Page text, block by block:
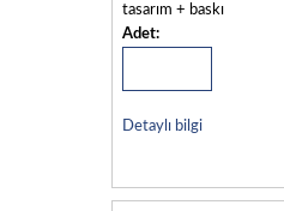
tasarım + baskı
Adet:
Detaylı bilgi